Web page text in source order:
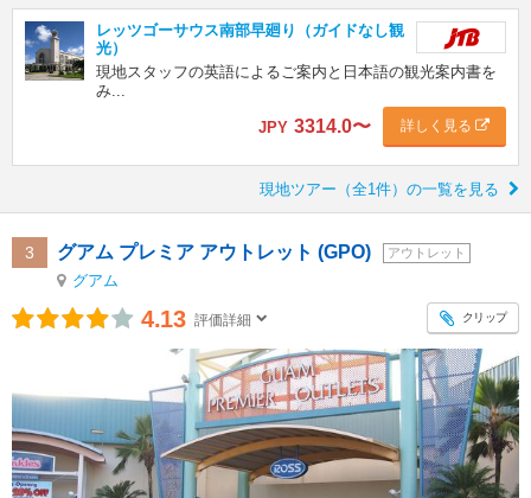
レッツゴーサウス南部早廻り（ガイドなし観
光）
現地スタッフの英語によるご案内と日本語の観光案内書を
み...
JPY 3314.0〜 詳しく見る
現地ツアー（全1件）の一覧を見る
3 グアム プレミア アウトレット (GPO) アウトレット
グアム
4.13 評価詳細 クリップ